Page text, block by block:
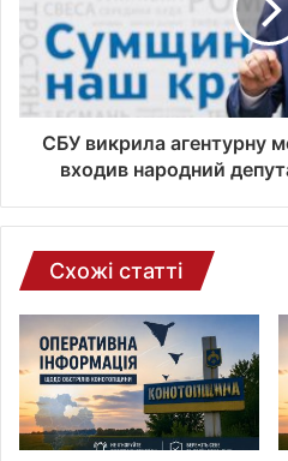
н
о
и
СБУ викрила агентурну
входив народний
Схожі статті